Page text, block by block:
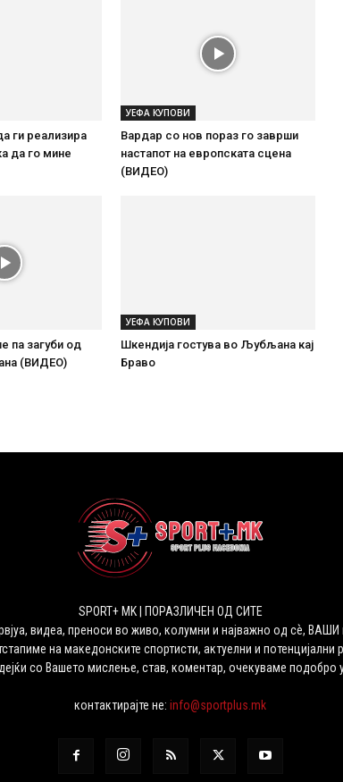
ги реализира
да го мине
УЕФА КУПОВИ
Вардар со нов пораз го заврши
настапот на европската сцена
(ВИДЕО)
па загуби од
(ВИДЕО)
УЕФА КУПОВИ
Шкендија гостува во Љубљана кај
Браво
SPORT+ MK | ПОРАЗЛИЧЕН ОД СИТЕ
видеа, преноси во живо, колумни и најважно од сѐ, ВАШИ
на македонските спортисти, актуелни и потенцијални
со Вашето мислење, став, коментар, очекуваме подобро
контактирајте не:info@sportplus.mk